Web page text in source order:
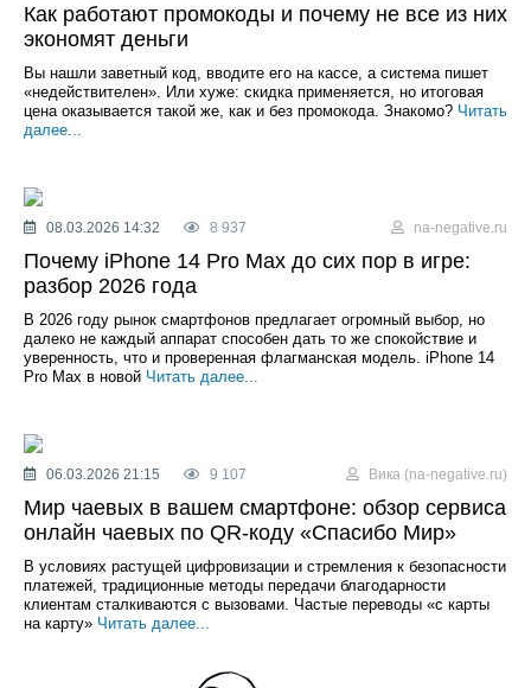
Как работают промокоды и почему не все из них
экономят деньги
Вы нашли заветный код, вводите его на кассе, а система пишет
«недействителен». Или хуже: скидка применяется, но итоговая
цена оказывается такой же, как и без промокода. Знакомо? Читать
далее...
08.03.2026 14:32 8 937 na-negative.ru
Почему iPhone 14 Pro Max до сих пор в игре:
разбор 2026 года
В 2026 году рынок смартфонов предлагает огромный выбор, но
далеко не каждый аппарат способен дать то же спокойствие и
уверенность, что и проверенная флагманская модель. iPhone 14
Pro Max в новой Читать далее...
06.03.2026 21:15 9 107 Вика (na-negative.ru)
Мир чаевых в вашем смартфоне: обзор сервиса
онлайн чаевых по QR-коду «Спасибо Мир»
В условиях растущей цифровизации и стремления к безопасности
платежей, традиционные методы передачи благодарности
клиентам сталкиваются с вызовами. Частые переводы «с карты
на карту» Читать далее...